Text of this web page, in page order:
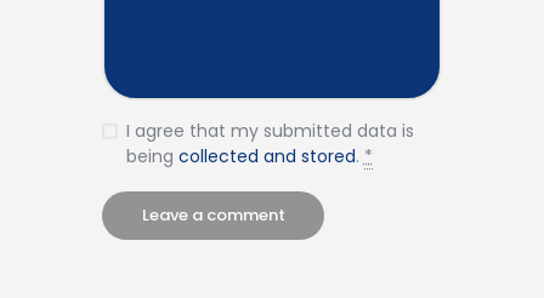
I agree that my submitted data is
being collected and stored.*